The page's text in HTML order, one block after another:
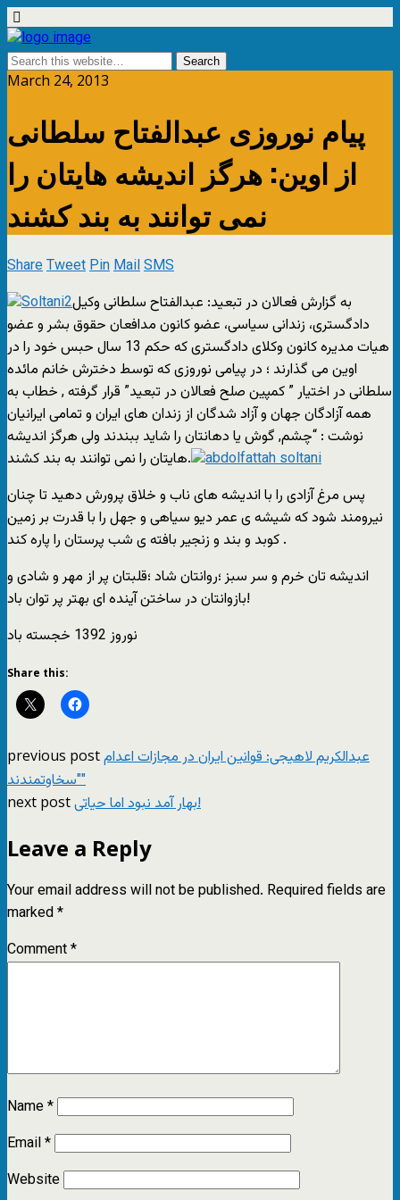
March 24, 2013
پیام نوروزی عبدالفتاح سلطانی
از اوین: هرگز اندیشه هایتان را
نمی توانند به بند کشند
ShareTweetPinMailSMS
به گزارش فعالان در تبعید: عبدالفتاح سلطانی وکیل
دادگستری، زندانی سیاسی، عضو کانون مدافعان حقوق بشر و عضو
هیات مدیره کانون وکلای دادگستری که حکم 13 سال حبس خود را در
اوین می گذارند ؛ در پیامی نوروزی که توسط دخترش خانم مائده
سلطانی در اختیار ” کمپین صلح فعالان در تبعید” قرار گرفته , خطاب به
همه آزادگان جهان و آزاد شدگان از زندان های ایران و تمامی ایرانیان
نوشت : “چشم, گوش یا دهانتان را شاید ببندند ولی هرگز اندیشه
هایتان را نمی توانند به بند کشند.
پس مرغ آزادی را با اندیشه های ناب و خلاق پرورش دهید تا چنان
نیرومند شود که شیشه ی عمر دیو سیاهی و جهل را با قدرت بر زمین
کوبد و بند و زنجیر بافته ی شب پرستان را پاره کند .
اندیشه تان خرم و سر سبز ؛روانتان شاد ؛قلبتان پر از مهر و شادی و
بازوانتان در ساختن آینده ای بهتر پر توان باد!
نوروز 1392 خجسته باد
Share this:
previous postعبدالکريم لاهيجی: قوانين ايران در مجازات اعدام
"سخاوتمندند"
next post بهار آمد نبود اما حیاتی!
Leave a Reply
Your email address will not be published. Required fields are
marked*
Comment*
Name*
Email*
Website